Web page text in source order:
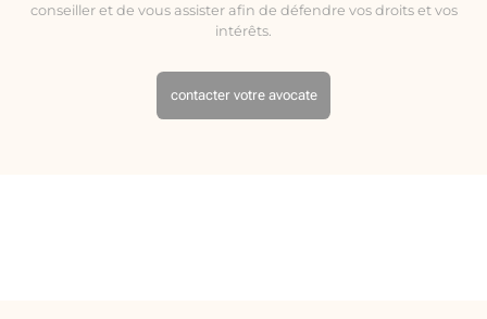
conseiller et de vous assister afin de défendre vos droits et vos
intérêts.
contacter votre avocate